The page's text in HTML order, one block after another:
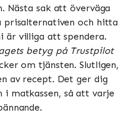
Nästa sak att överväga
prisalternativen och hitta
är villiga att spendera.
betyg på Trustpilot
om tjänsten. Slutligen,
av recept. Det ger dig
matkassen, så att varje